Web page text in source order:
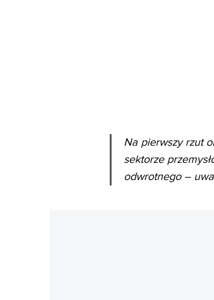
Na pierwszy rzut
sektorze
odwrotnego –